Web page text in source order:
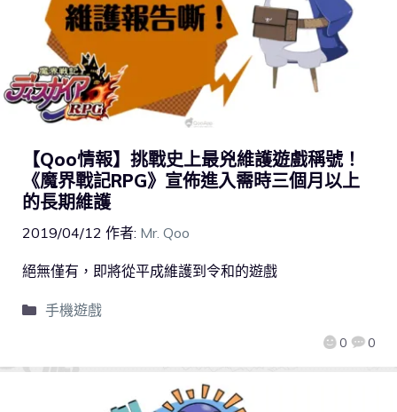
【Qoo情報】挑戰史上最兇維護遊戲稱號！
《魔界戰記RPG》宣佈進入需時三個月以上
的長期維護
2019/04/12 作者: Mr. Qoo
0 0
絕無僅有，即將從平成維護到令和的遊戲
手機遊戲